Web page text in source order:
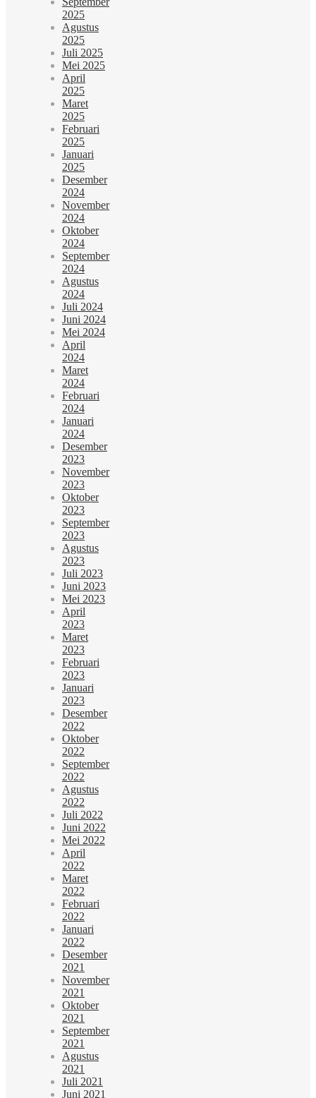
2025
Agustus
2025
Juli 2025
Mei 2025
April
2025
Maret
2025
Februari
2025
Januari
2025
Desember
2024
November
2024
Oktober
2024
September
2024
Agustus
2024
Juli 2024
Juni 2024
Mei 2024
April
2024
Maret
2024
Februari
2024
Januari
2024
Desember
2023
November
2023
Oktober
2023
September
2023
Agustus
2023
Juli 2023
Juni 2023
Mei 2023
April
2023
Maret
2023
Februari
2023
Januari
2023
Desember
2022
Oktober
2022
September
2022
Agustus
2022
Juli 2022
Juni 2022
Mei 2022
April
2022
Maret
2022
Februari
2022
Januari
2022
Desember
2021
November
2021
Oktober
2021
September
2021
Agustus
2021
Juli 2021
Juni 2021